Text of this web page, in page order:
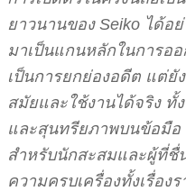
ยาวนานของ Seiko ได้อย่
มาเป็นแกนหลักในการอ
เป็นการยกย่องอดีต แต่ยั
สมัยและใช้งานได้จริง ทั้
และสุนทรียภาพบนข้อมือ
สำหรับนักสะสมและผู้ที่ชื่
ความครบเครื่องทั้งเรื่อง